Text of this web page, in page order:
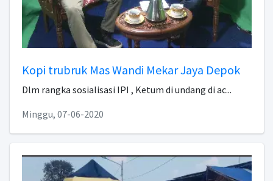
Kopi trubruk Mas Wandi Mekar Jaya Depok
Dlm rangka sosialisasi IPI , Ketum di undang di ac...
Minggu, 07-06-2020